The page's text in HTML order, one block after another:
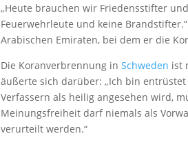
„Heute brauchen wir Friedensstifter
Feuerwehrleute und keine
Arabischen Emiraten, bei dem er die
Die Koranverbrennung inSchweden ist
äußerte sich darüber: „Ich bin
Verfassern als heilig angesehen wird,
Meinungsfreiheit darf niemals als
verurteilt werden.“